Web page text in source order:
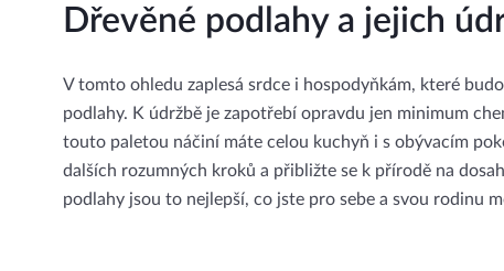
Dřevěné podlahy a jejich
V tomto ohledu zaplesá srdce i hospodyňkám, které
podlahy. K údržbě je zapotřebí opravdu jen minimum
touto paletou náčiní máte celou kuchyň i s obývacím
dalších rozumných kroků a přibližte se k přírodě na
podlahy jsou to nejlepší, co jste pro sebe a svou rodinu